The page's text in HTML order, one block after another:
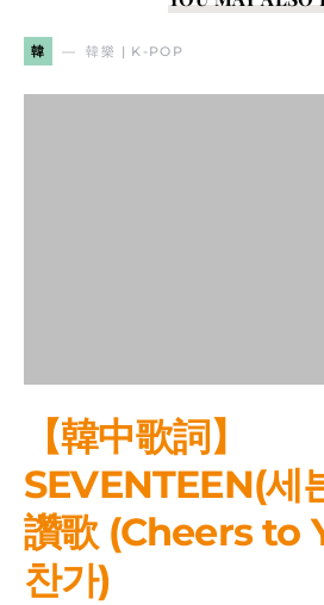
韓 韓樂 | K-POP
【韓中歌詞】
SEVENTEEN(세
讚歌 (Cheers to
찬가)